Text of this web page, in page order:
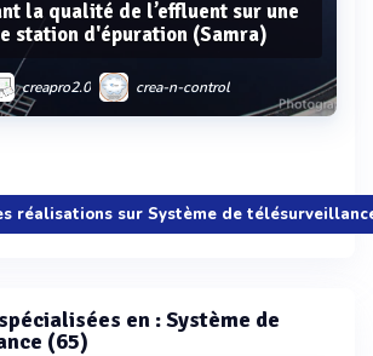
la qualité de l’effluent sur une
station d'épuration (Samra)
creapro2.0 crea-n-control
Voir plus
réalisations sur Système de
en : Système de
(65)